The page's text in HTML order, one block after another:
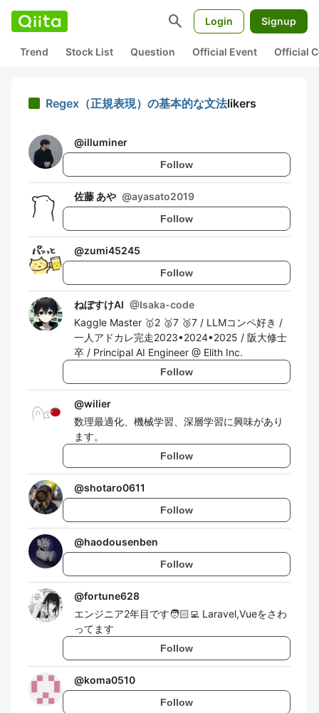
search Login Signup
Trend Stock List Question Official Event Official
Regex（正規表現）の基本的な文法likers
@illuminer
Follow
佐藤 あや @ayasato2019
Follow
@zumi45245
Follow
ねぼすけAI @Isaka-code
Kaggle Master 🥇2 🥈7 🥉7 / LLMコンペ好き /
一人アドカレ完走2023•2024•2025 / 阪大修士
卒 / Principal AI Engineer @ Elith Inc.
Follow
@wilier
数理最適化、機械学習、深層学習に興味があり
ます。
Follow
@shotaro0611
Follow
@haodousenben
Follow
@fortune628
エンジニア2年目です🧑🏻‍💻 Laravel,Vueをさわ
ってます
Follow
@koma0510
Follow